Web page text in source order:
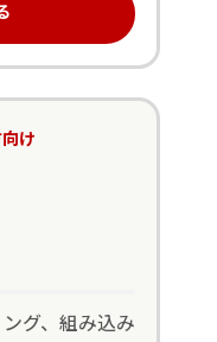
け
グ、組み込み